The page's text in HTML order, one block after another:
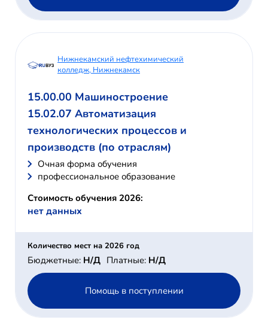
Нижнекамский нефтехимический
колледж, Нижнекамск
15.00.00 Машиностроение
15.02.07 Автоматизация
технологических процессов и
производств (по отраслям)
Очная форма обучения
профессиональное образование
Стоимость обучения 2026:
нет данных
Количество мест на 2026 год
Бюджетные: Н/Д Платные: Н/Д
Помощь в поступлении